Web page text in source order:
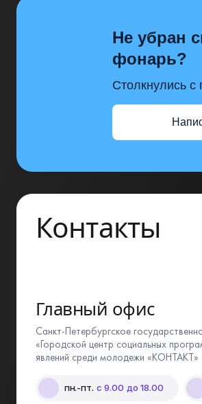
Не убран
фонарь?
Столкнулись
Контакты
Главный офис
Санкт-Петербургское
«Городской центр социальных
явлений среди молодежи «КОНТАКТ»
пн.-пт. с 9.00 до 18.00